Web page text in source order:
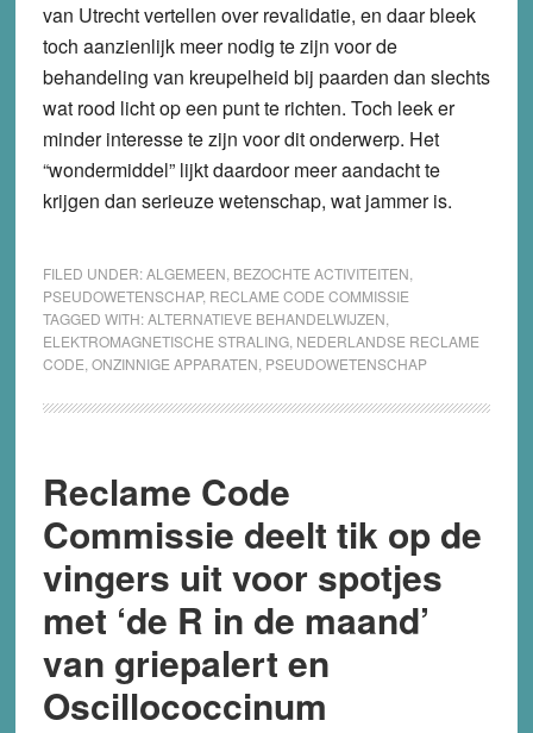
van Utrecht vertellen over revalidatie, en daar bleek
toch aanzienlijk meer nodig te zijn voor de
behandeling van kreupelheid bij paarden dan slechts
wat rood licht op een punt te richten. Toch leek er
minder interesse te zijn voor dit onderwerp. Het
“wondermiddel” lijkt daardoor meer aandacht te
krijgen dan serieuze wetenschap, wat jammer is.
FILED UNDER:ALGEMEEN, BEZOCHTE ACTIVITEITEN,
PSEUDOWETENSCHAP, RECLAME CODE COMMISSIE
TAGGED WITH:ALTERNATIEVE BEHANDELWIJZEN,
ELEKTROMAGNETISCHE STRALING, NEDERLANDSE RECLAME
CODE,ONZINNIGE APPARATEN, PSEUDOWETENSCHAP
Reclame Code
Commissie deelt tik op de
vingers uit voor spotjes
met ‘de R in de maand’
van griepalert en
Oscillococcinum